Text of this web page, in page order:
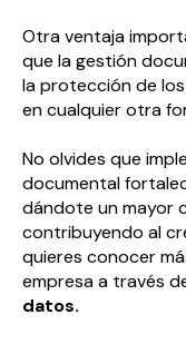
Otra ventaja
que la gestión
la protección de
en cualquier otra
No olvides que
documental
dándote un mayor
contribuyendo al
quieres conocer
empresa a través
datos.